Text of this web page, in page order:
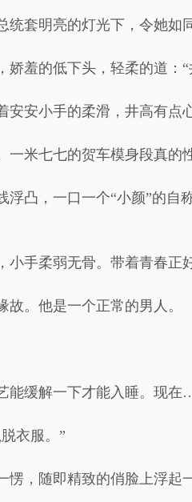
套明亮的灯光下，令她如
羞的低下头，轻柔的道：
安小手的柔滑，井高有点
米七七的贺车模身段真的
凸，一口一个“小颜”的自
手柔弱无骨。带着青春正
。他是一个正常的男人。
能缓解一下才能入睡。现在
衣服。”
愣，随即精致的俏脸上浮起